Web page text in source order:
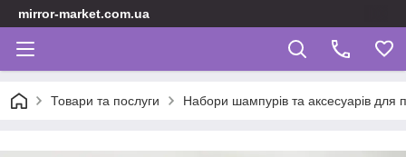
mirror-market.com.ua
Товари та послуги Набори шампурів та аксесуарів для